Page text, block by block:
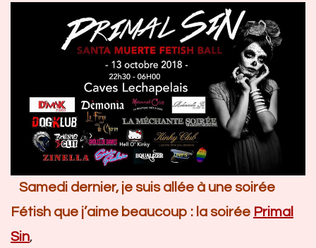
Samedi dernier, je suis allée à une soirée
Fétish que j’aime beaucoup : la soirée Primal
Sin,